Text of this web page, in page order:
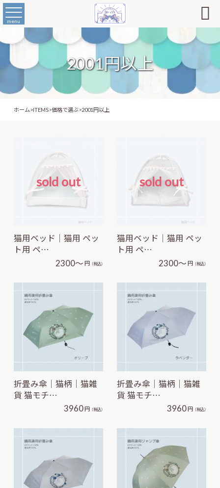
menu 
2001円以上
ホーム>ITEMS>価格で選ぶ>2001円以上
sold out
猫用ベッド｜猫用 ペッ
ト用 ペ…
2300～ 円 （税込）
sold out
猫用ベッド｜猫用 ペッ
ト用 ペ…
2300～円 （税込）
折畳み傘｜猫柄｜猫雑
貨 猫モチ…
3960円 （税込）
折畳み傘｜猫柄｜猫雑
貨 猫モチ…
3960円 （税込）